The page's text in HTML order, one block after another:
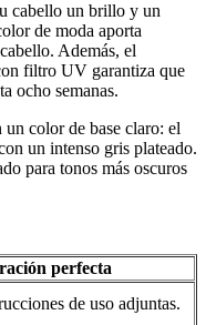
cabello un brillo y un
de moda aporta
Además, el
filtro UV garantiza que
ocho semanas.
color de base claro: el
un intenso gris plateado.
para tonos más oscuros
perfecta
de uso adjuntas.